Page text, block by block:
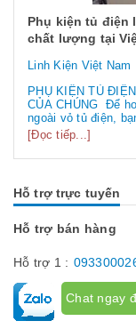
Phụ kiện tủ điện
chất lượng tại
Linh Kiện Việt Nam
PHỤ KIỆN TỦ
CỦA CHÚNG Để
ngoài vỏ tủ điện,
tủ điện công
công nghiệp bao
nào hãy...
[Đọc tiếp...]
Hỗ trợ trực tuyến
Hỗ trợ bán hàng
Hỗ trợ 1 :
Chat ngay